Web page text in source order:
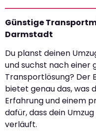
Günstige
Darmstadt
Du planst deinen
und suchst nach einer
Transportlösung? Der
bietet genau das, was
Erfahrung und einem
dafür, dass dein
verläuft.